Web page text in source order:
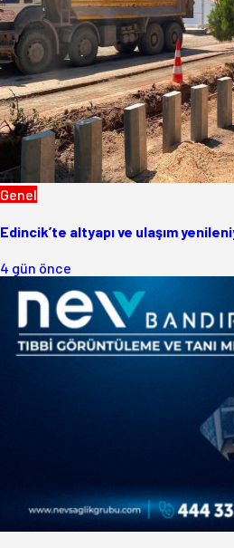
Genel
Edincik’te altyapı ve ulaşım
4 gün önce